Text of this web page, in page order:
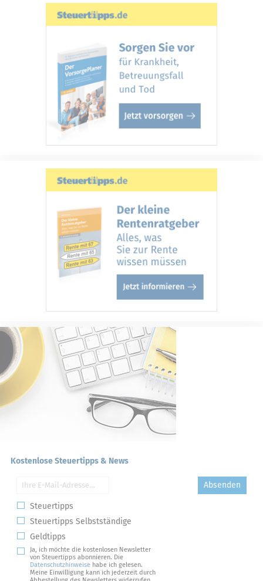
Kostenlose Steuertipps & News
Absenden
Steuertipps
Steuertipps Selbstständige
Geldtipps
Ja, ich möchte die kostenlosen Newsletter
von Steuertipps abonnieren. Die
Datenschutzhinweise habe ich gelesen.
Meine Einwilligung kann ich jederzeit durch